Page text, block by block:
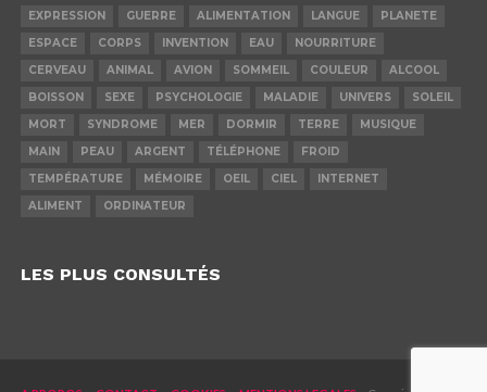
EXPRESSION GUERRE ALIMENTATION LANGUE
PLANETE
ESPACE
CORPS INVENTION EAU
NOURRITURE
CERVEAU
ANIMAL AVION SOMMEIL COULEUR
ALCOOL
BOISSON
SEXE PSYCHOLOGIE MALADIE UNIVERS
SOLEIL
MORT
SYNDROME MER DORMIR TERRE
MUSIQUE
MAIN
PEAU ARGENT TÉLÉPHONE
FROID
TEMPÉRATURE
MÉMOIRE OEIL CIEL
INTERNET
ALIMENT
ORDINATEUR
LES PLUS CONSULTÉS